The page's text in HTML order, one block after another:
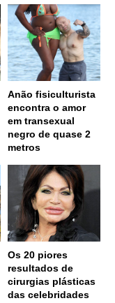
Anão fisiculturista
encontra o amor
em transexual
negro de quase 2
metros
Os 20 piores
resultados de
cirurgias plásticas
das celebridades